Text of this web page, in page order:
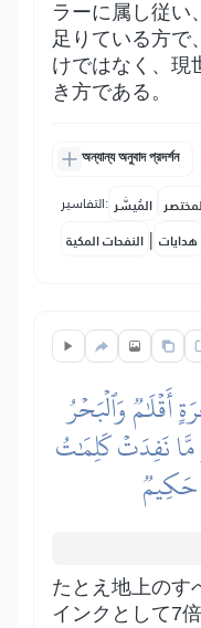
ラーに属し従い
足りている方で
けではなく、現
き方である。
অন্যান্য অনুবাদ প্রদর্শন
التفاسير: المُيسَّر
النفحات المكية | هدايات
أَقۡلَٰمٞ وَٱلۡبَحۡرُ
مَّا نَفِدَتۡ كَلِمَٰتُ
حَكِيمٞ
たとえ地上のす
インクとして7